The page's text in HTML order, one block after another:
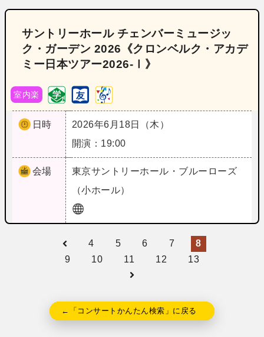
サントリーホール チェンバーミュージッ
ク・ガーデン 2026《クロンベルク・アカデ
ミー日本ツアー2026-Ⅰ》
室内楽
日時
2026年6月18日（木）
開演：19:00
会場 東京サントリーホール・ブルーローズ
（小ホール）
4 5 6 7
8
9
10 11 12 13
←「コンサートかんたん検索」に戻る